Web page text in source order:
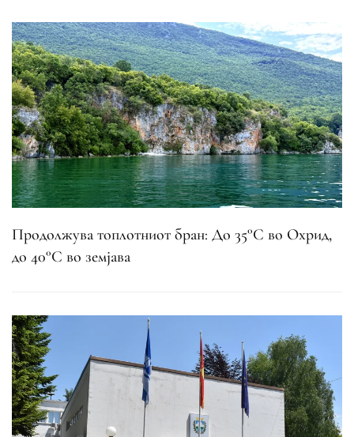
Продолжува топлотниот бран: До 35°C во Охрид,
до 40°C во земјава